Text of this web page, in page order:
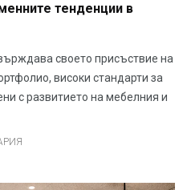
тенденции в
своето присъствие на
високи стандарти за
с развитието на мебелния и